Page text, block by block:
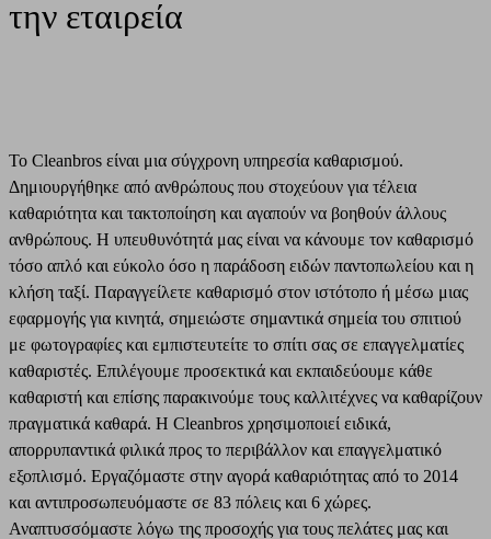
την εταιρεία
Το Cleanbros είναι μια σύγχρονη υπηρεσία καθαρισμού.
Δημιουργήθηκε από ανθρώπους που στοχεύουν για τέλεια
καθαριότητα και τακτοποίηση και αγαπούν να βοηθούν άλλους
ανθρώπους. Η υπευθυνότητά μας είναι να κάνουμε τον καθαρισμό
τόσο απλό και εύκολο όσο η παράδοση ειδών παντοπωλείου και η
κλήση ταξί. Παραγγείλετε καθαρισμό στον ιστότοπο ή μέσω μιας
εφαρμογής για κινητά, σημειώστε σημαντικά σημεία του σπιτιού
με φωτογραφίες και εμπιστευτείτε το σπίτι σας σε επαγγελματίες
καθαριστές. Επιλέγουμε προσεκτικά και εκπαιδεύουμε κάθε
καθαριστή και επίσης παρακινούμε τους καλλιτέχνες να καθαρίζουν
πραγματικά καθαρά. Η Cleanbros χρησιμοποιεί ειδικά,
απορρυπαντικά φιλικά προς το περιβάλλον και επαγγελματικό
εξοπλισμό. Εργαζόμαστε στην αγορά καθαριότητας από το 2014
και αντιπροσωπευόμαστε σε 83 πόλεις και 6 χώρες.
Αναπτυσσόμαστε λόγω της προσοχής για τους πελάτες μας και